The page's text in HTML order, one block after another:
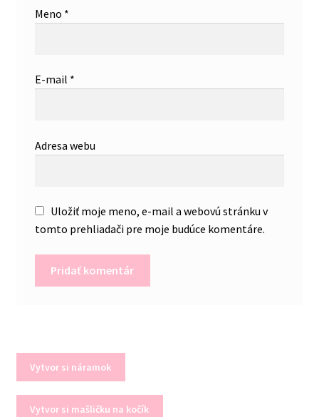
Meno *
E-mail *
Adresa webu
Uložiť moje meno, e-mail a webovú stránku v
tomto prehliadači pre moje budúce komentáre.
Vytvor si náramok
Vytvor si mašličku na kočík